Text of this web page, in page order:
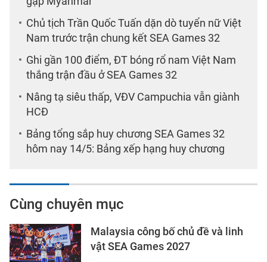
Chủ tịch Trần Quốc Tuấn dặn dò tuyển nữ Việt
Nam trước trận chung kết SEA Games 32
Ghi gần 100 điểm, ĐT bóng rổ nam Việt Nam
thắng trận đầu ở SEA Games 32
Nâng tạ siêu thấp, VĐV Campuchia vẫn giành
HCĐ
Bảng tổng sắp huy chương SEA Games 32
hôm nay 14/5: Bảng xếp hạng huy chương
Cùng chuyên mục
Malaysia công bố chủ đề và linh
vật SEA Games 2027